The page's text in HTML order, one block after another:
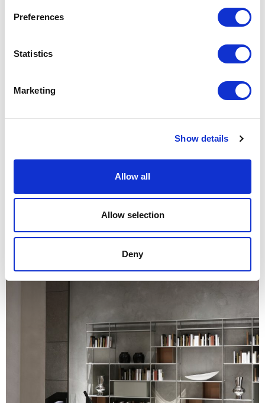
Preferences
Statistics
Marketing
Show details
Allow all
Allow selection
Deny